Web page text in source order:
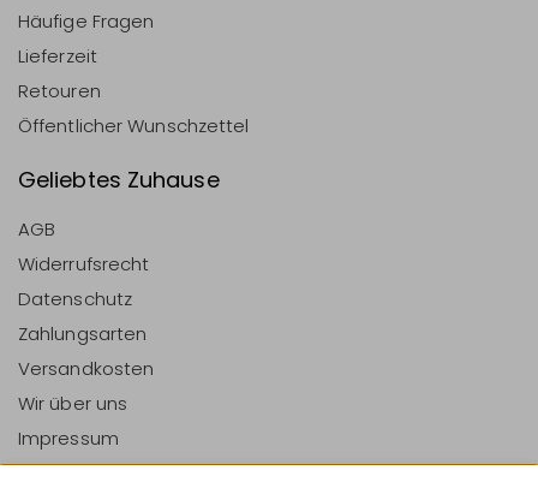
Häufige Fragen
Lieferzeit
Retouren
Öffentlicher Wunschzettel
Geliebtes Zuhause
AGB
Widerrufsrecht
Datenschutz
Zahlungsarten
Versandkosten
Wir über uns
Impressum
Vertrag Widerrufen